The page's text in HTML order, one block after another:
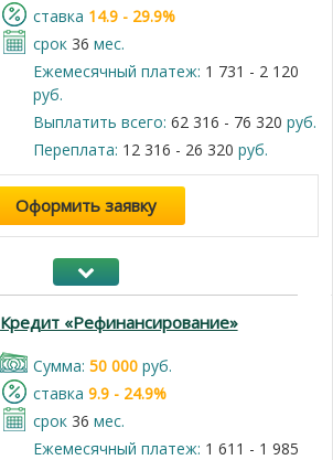
cтавка 14.9 - 29.9%
срок 36 мес.
Ежемесячный платеж: 1 731 - 2 120
руб.
Выплатить всего: 62 316 - 76 320 руб.
Переплата: 12 316 - 26 320 руб.
Оформить заявку
Кредит «Рефинансирование»
Cумма: 50 000руб.
cтавка 9.9 - 24.9%
срок 36 мес.
Ежемесячный платеж: 1 611 - 1 985